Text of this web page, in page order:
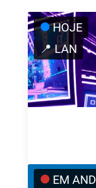
HOJE
📍 LAN
EM